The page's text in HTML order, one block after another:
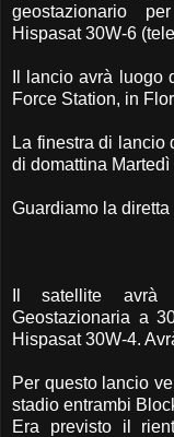
geostazionario
Hispasat 30W-6
Il lancio avrà
Force Station, in
La finestra di lancio
di domattina Martedì
Guardiamo la
Il satellite avrà
Geostazionaria a
Hispasat 30W-4.
Per questo lancio
stadio entrambi
Era previsto il